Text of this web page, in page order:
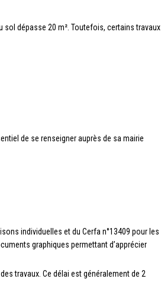
sol dépasse 20 m². Toutefois, certains travaux
de se renseigner auprès de sa mairie
individuelles et du Cerfa n°13409 pour les
graphiques permettant d’apprécier
travaux. Ce délai est généralement de 2